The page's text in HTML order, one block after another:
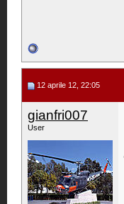
12 aprile 12, 22:05
gianfri007
User